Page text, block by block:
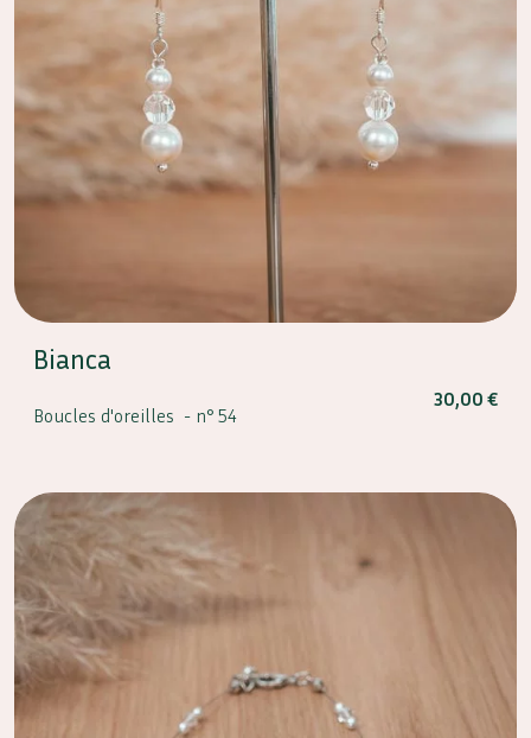
Bianca
Boucles d'oreilles - n° 54
30,00 €